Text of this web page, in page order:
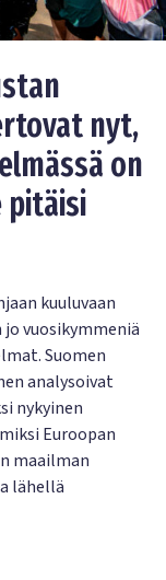
nyt,
on
pitäisi
kuuluvaan
vuosikymmeniä
Suomen
analysoivat
nykyinen
Euroopan
maailman
lähellä